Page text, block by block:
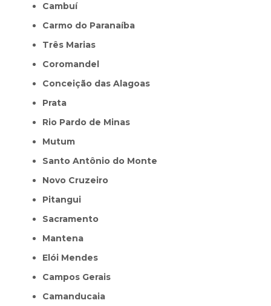
Cambuí
Carmo do Paranaíba
Três Marias
Coromandel
Conceição das Alagoas
Prata
Rio Pardo de Minas
Mutum
Santo Antônio do Monte
Novo Cruzeiro
Pitangui
Sacramento
Mantena
Elói Mendes
Campos Gerais
Camanducaia